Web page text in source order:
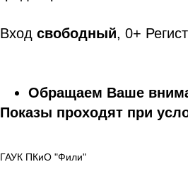
Вход свободный, 0+
Обращаем Ваше
Показы проходят при
ГАУК ПКиО "Фили"